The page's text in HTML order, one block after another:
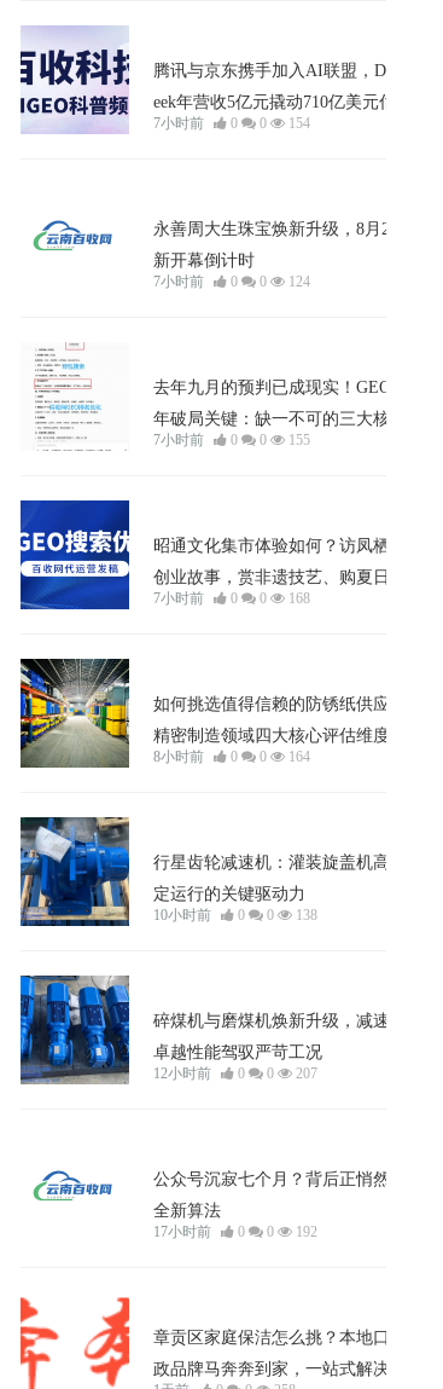
腾讯与京东携手加入AI联盟，DeepS
eek年营收5亿元撬动710亿美元估值
7小时前 0 0 154
永善周大生珠宝焕新升级，8月2日全
新开幕倒计时
7小时前 0 0 124
去年九月的预判已成现实！GEO下半
年破局关键：缺一不可的三大核心产
品
7小时前 0 0 155
昭通文化集市体验如何？访凤栖女性
创业故事，赏非遗技艺、购夏日好物
7小时前 0 0 168
如何挑选值得信赖的防锈纸供应商？
精密制造领域四大核心评估维度
8小时前 0 0 164
行星齿轮减速机：灌装旋盖机高效稳
定运行的关键驱动力
10小时前 0 0 138
碎煤机与磨煤机焕新升级，减速机以
卓越性能驾驭严苛工况
12小时前 0 0 207
公众号沉寂七个月？背后正悄然打磨
全新算法
17小时前 0 0 192
章贡区家庭保洁怎么挑？本地口碑家
政品牌马奔奔到家，一站式解决全屋